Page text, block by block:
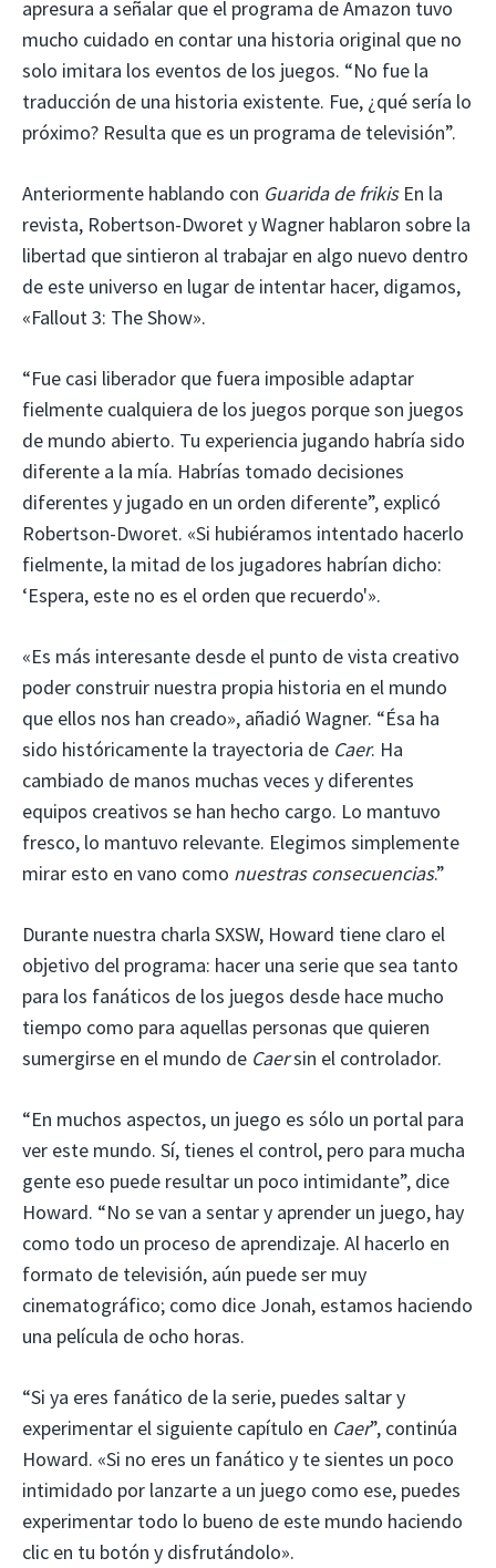
apresura a señalar que el programa de Amazon tuvo
mucho cuidado en contar una historia original que no
solo imitara los eventos de los juegos. “No fue la
traducción de una historia existente. Fue, ¿qué sería lo
próximo? Resulta que es un programa de televisión”.
Anteriormente hablando con Guarida de frikisEn la
revista, Robertson-Dworet y Wagner hablaron sobre la
libertad que sintieron al trabajar en algo nuevo dentro
de este universo en lugar de intentar hacer, digamos,
«Fallout 3: The Show».
“Fue casi liberador que fuera imposible adaptar
fielmente cualquiera de los juegos porque son juegos
de mundo abierto. Tu experiencia jugando habría sido
diferente a la mía. Habrías tomado decisiones
diferentes y jugado en un orden diferente”, explicó
Robertson-Dworet. «Si hubiéramos intentado hacerlo
fielmente, la mitad de los jugadores habrían dicho:
‘Espera, este no es el orden que recuerdo'».
«Es más interesante desde el punto de vista creativo
poder construir nuestra propia historia en el mundo
que ellos nos han creado», añadió Wagner. “Ésa ha
sido históricamente la trayectoria de Caer. Ha
cambiado de manos muchas veces y diferentes
equipos creativos se han hecho cargo. Lo mantuvo
fresco, lo mantuvo relevante. Elegimos simplemente
mirar esto en vano como nuestras consecuencias.”
Durante nuestra charla SXSW, Howard tiene claro el
objetivo del programa: hacer una serie que sea tanto
para los fanáticos de los juegos desde hace mucho
tiempo como para aquellas personas que quieren
sumergirse en el mundo de Caersin el controlador.
“En muchos aspectos, un juego es sólo un portal para
ver este mundo. Sí, tienes el control, pero para mucha
gente eso puede resultar un poco intimidante”, dice
Howard. “No se van a sentar y aprender un juego, hay
como todo un proceso de aprendizaje. Al hacerlo en
formato de televisión, aún puede ser muy
cinematográfico; como dice Jonah, estamos haciendo
una película de ocho horas.
“Si ya eres fanático de la serie, puedes saltar y
experimentar el siguiente capítulo en Caer”, continúa
Howard. «Si no eres un fanático y te sientes un poco
intimidado por lanzarte a un juego como ese, puedes
experimentar todo lo bueno de este mundo haciendo
clic en tu botón y disfrutándolo».